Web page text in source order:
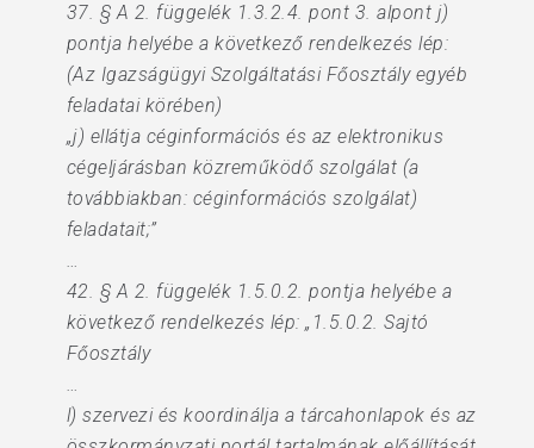
37. § A 2. függelék 1.3.2.4. pont 3. alpont j)
pontja helyébe a következő rendelkezés lép:
(Az Igazságügyi Szolgáltatási Főosztály egyéb
feladatai körében)
„j) ellátja céginformációs és az elektronikus
cégeljárásban közreműködő szolgálat (a
továbbiakban: céginformációs szolgálat)
feladatait;”
…
42. § A 2. függelék 1.5.0.2. pontja helyébe a
következő rendelkezés lép: „1.5.0.2. Sajtó
Főosztály
…
l) szervezi és koordinálja a tárcahonlapok és az